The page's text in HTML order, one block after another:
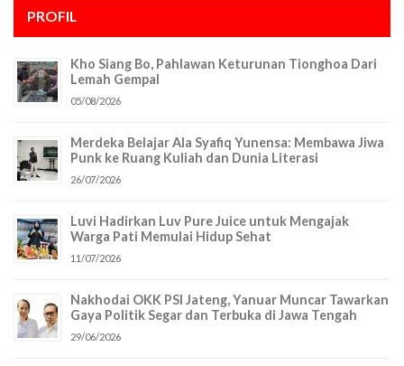
PROFIL
Kho Siang Bo, Pahlawan Keturunan Tionghoa Dari
Lemah Gempal
05/08/2026
Merdeka Belajar Ala Syafiq Yunensa: Membawa Jiwa
Punk ke Ruang Kuliah dan Dunia Literasi
26/07/2026
Luvi Hadirkan Luv Pure Juice untuk Mengajak
Warga Pati Memulai Hidup Sehat
11/07/2026
Nakhodai OKK PSI Jateng, Yanuar Muncar Tawarkan
Gaya Politik Segar dan Terbuka di Jawa Tengah
29/06/2026